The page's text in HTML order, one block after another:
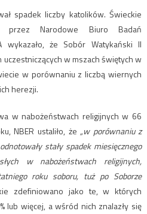
spadek liczby katolików. Świeckie
Narodowe Biuro Badań
wykazało, że Sobór Watykański II
w mszach świętych w
w porównaniu z liczbą wiernych
herezji.
w nabożeństwach religijnych w 66
NBER ustaliło, że„w porównaniu z
stały spadek miesięcznego
w nabożeństwach religijnych,
roku soboru, tuż po Soborze
zdefiniowano jako te, w których
lub więcej, a wśród nich znalazły się